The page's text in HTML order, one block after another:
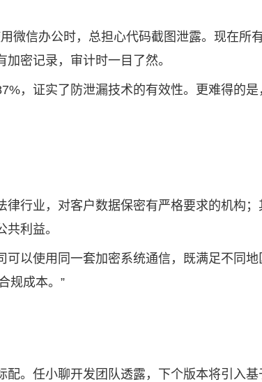
微信办公时，总担心代码截图泄露。现在所
密记录，审计时一目了然。
，证实了防泄漏技术的有效性。更难得的
行业，对客户数据保密有严格要求的机构
利益。
以使用同一套加密系统通信，既满足不同
规成本。”
。任小聊开发团队透露，下个版本将引入